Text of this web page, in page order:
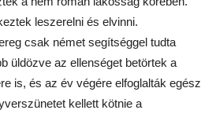
leszerelni és elvinni.
csak német segítséggel tudta
üldözve az ellenséget betörtek a
is, és az év végére elfoglalták egész
kellett kötnie a